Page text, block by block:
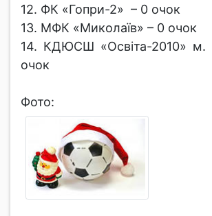
12. ФК «Гопри-2» – 0 очок
13. МФК «Миколаїв» – 0 очок
14. КДЮСШ «Освіта-2010»
очок
Фото: